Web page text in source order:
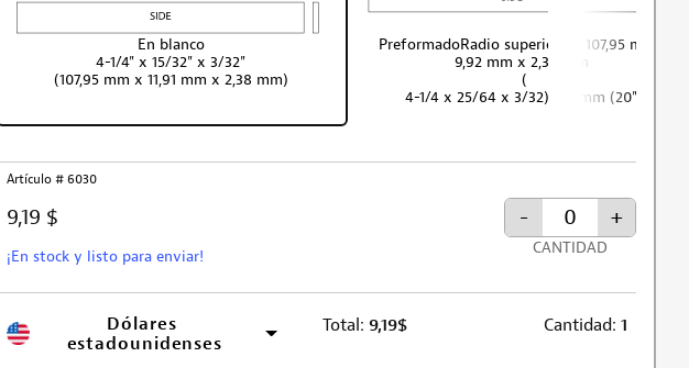
En blanco
4-1/4" x 15/32" x 3/32"
(107,95 mm x 11,91 mm x 2,38 mm)
PreformadoRadio superior de 107,95 mm x
9,92 mm x 2,38 mm
(
4-1/4 x 25/64 x 3/32)508 mm (20")
Artículo # 6030
9,19 $
¡En stock y listo para enviar!
- +
CANTIDAD
Dólares
estadounidenses
Total: 9,19$ Cantidad: 1